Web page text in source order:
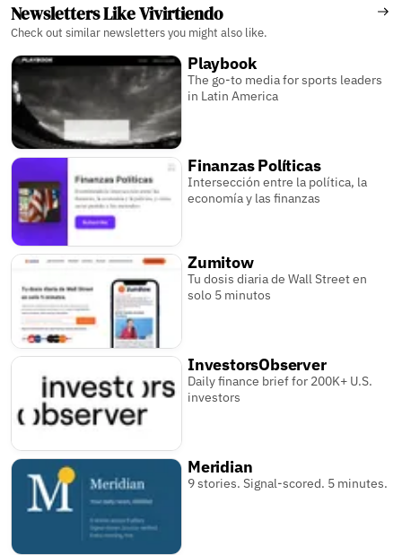
Newsletters Like Vivirtiendo
Check out similar newsletters you might also like.
Playbook
The go-to media for sports leaders
in Latin America
Finanzas Políticas
Intersección entre la política, la
economía y las finanzas
Zumitow
Tu dosis diaria de Wall Street en
solo 5 minutos
InvestorsObserver
Daily finance brief for 200K+ U.S.
investors
Meridian
9 stories. Signal-scored. 5 minutes.